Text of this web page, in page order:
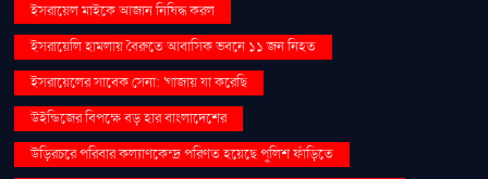
ইসরায়েল মাইকে আজান নিষিদ্ধ করল
ইসরায়েলি হামলায় বৈরুতে আবাসিক ভবনে ১১ জন নিহত
ইসরায়েলের সাবেক সেনা: 'গাজায় যা করেছি
উইন্ডিজের বিপক্ষে বড় হার বাংলাদেশের
উড়িরচরে পরিবার কল্যাণকেন্দ্র পরিণত হয়েছে পুলিশ ফাঁড়িতে